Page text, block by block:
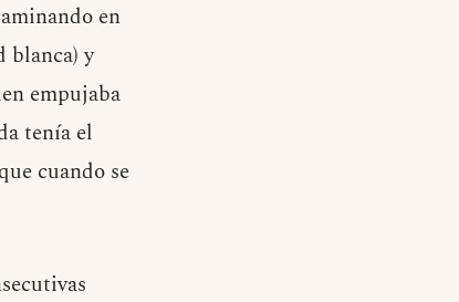
en
blanca) y
empujaba
tenía el
cuando se